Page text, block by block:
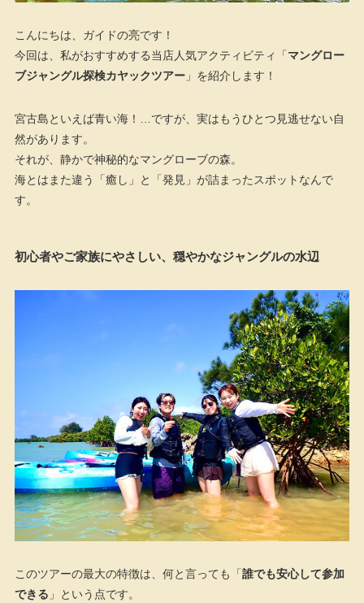
こんにちは、ガイドの亮です！
今回は、私がおすすめする当店人気アクティビティ「マングロー
ブジャングル探検カヤックツアー」を紹介します！
宮古島といえば青い海！…ですが、実はもうひとつ見逃せない自
然があります。
それが、静かで神秘的なマングローブの森。
海とはまた違う「癒し」と「発見」が詰まったスポットなんで
す。
初心者やご家族にやさしい、穏やかなジャングルの水辺
このツアーの最大の特徴は、何と言っても「誰でも安心して参加
できる 」という点です。